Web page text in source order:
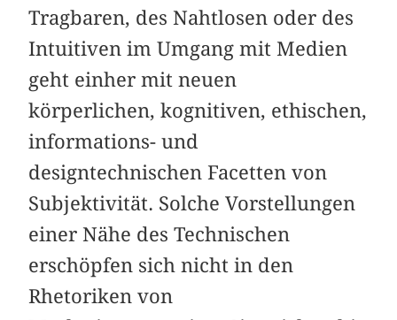
Tragbaren, des Nahtlosen oder des
Intuitiven im Umgang mit Medien
geht einher mit neuen
körperlichen, kognitiven, ethischen,
informations- und
designtechnischen Facetten von
Subjektivität. Solche Vorstellungen
einer Nähe des Technischen
erschöpfen sich nicht in den
Rhetoriken von